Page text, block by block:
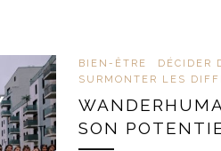
BIEN-ÊTRE DÉCIDER
SURMONTER LES
SON